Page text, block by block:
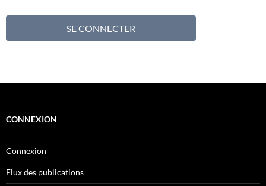
CONNEXION
Connexion
Flux des publications